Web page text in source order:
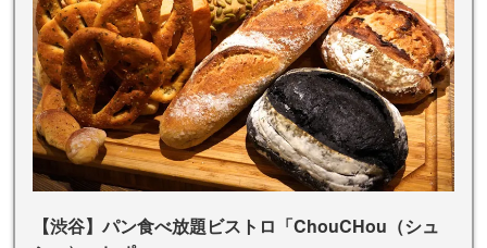
【渋谷】パン食べ放題ビストロ「ChouCHou（シュ
シュ）」レポ
パン食べ放題ビストロ「Chouchou」を取材レポートしていま
す。